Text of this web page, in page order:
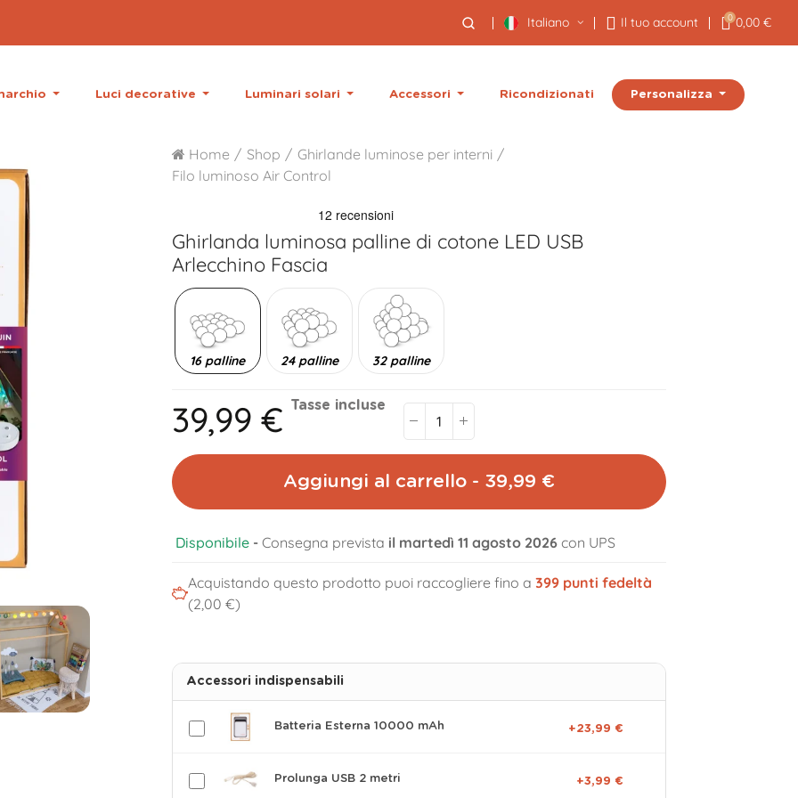
Italiano Il tuo account 0 0,00 €
Luci decorative Luminari solari Accessori Ricondizionati Personalizza
Home Shop
Ghirlande luminose per interni
Filo luminoso Air Control
Ghirlanda luminosa palline di cotone LED USB
Arlecchino Fascia
16 palline 24 palline 32 palline
39,99 € Tasse incluse
Aggiungi al carrello - 39,99 €
Disponibile- Consegna prevista il martedì 11 agosto 2026 con UPS
Acquistando questo prodotto puoi raccogliere fino a399 punti fedeltà
(2,00 €)
Accessori indispensabili
Batteria Esterna 10000 mAh +23,99 €
Prolunga USB 2 metri +3,99 €